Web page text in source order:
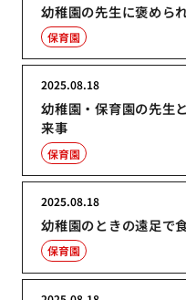
幼稚園の先生に褒めら
保育園
幼稚園・保育園の先生
来事
2025.08.18
保育園
幼稚園のときの遠足で
2025.08.18
保育園